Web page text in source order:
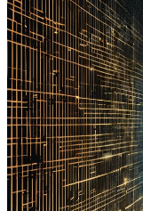
4 min de leitura
Camila Pires
Empresas
trabalhadores
As recentes iniciativas
recolher dados e
sobre privacidade e
crescente sobre o
exigências por maior
inteligência artificial
proteção dos